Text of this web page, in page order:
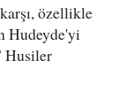
özellikle
Hudeyde'yi
Husiler